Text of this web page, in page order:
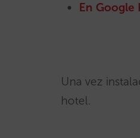
En Google
Una vez
hotel.